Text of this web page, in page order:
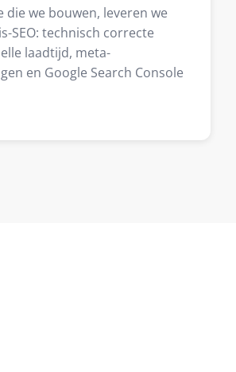
die we bouwen, leveren we
SEO: technisch correcte
laadtijd, meta-
en Google Search Console